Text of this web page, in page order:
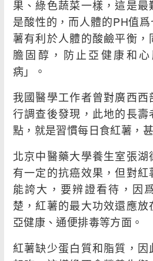
果、綠色蔬菜一樣，這是
是酸性的，而人體的PH值
薯有利於人體的酸鹼平衡
膽固醇，防止亞健康和
病」。
我國醫學工作者曾對廣西
行調查後發現，此地的長
點，就是習慣每日食紅薯，
北京中醫藥大學養生室張
有一定的抗癌效果，但對
能誇大，要辨證看待，因
楚，紅薯的最大功效還應
亞健康、通便排毒等方面。
紅薯缺少蛋白質和脂質，